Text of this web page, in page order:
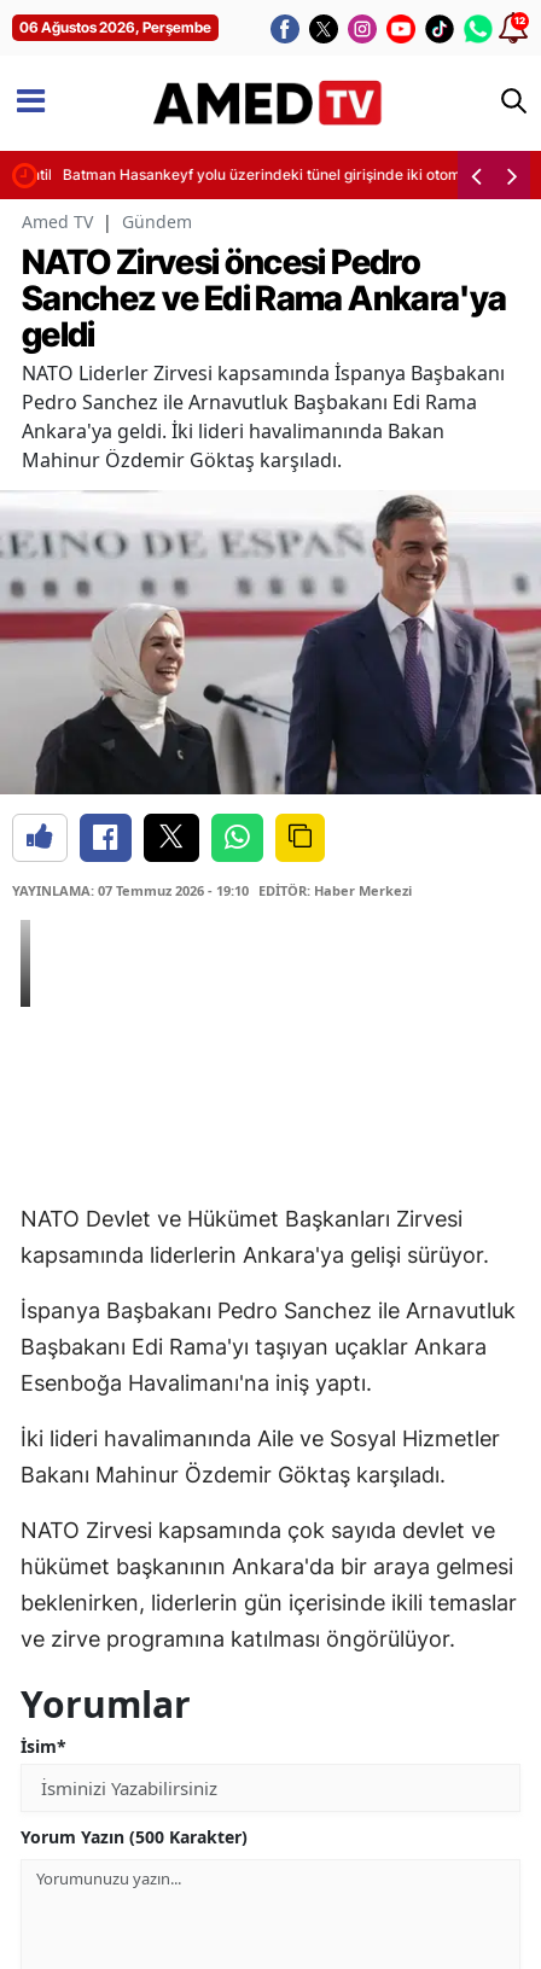
06 Ağustos 2026, Perşembe 12
başladı
Batman Hasankeyf yolu üzerindeki tünel girişinde iki otomobil çarpıştı
Amed TV | Gündem
NATO Zirvesi öncesi Pedro
Sanchez ve Edi Rama Ankara'ya
geldi
NATO Liderler Zirvesi kapsamında İspanya Başbakanı
Pedro Sanchez ile Arnavutluk Başbakanı Edi Rama
Ankara'ya geldi. İki lideri havalimanında Bakan
Mahinur Özdemir Göktaş karşıladı.
YAYINLAMA: 07 Temmuz 2026 - 19:10 EDİTÖR: Haber Merkezi
NATO Devlet ve Hükümet Başkanları Zirvesi
kapsamında liderlerin Ankara'ya gelişi sürüyor.
İspanya Başbakanı Pedro Sanchez ile Arnavutluk
Başbakanı Edi Rama'yı taşıyan uçaklar Ankara
Esenboğa Havalimanı'na iniş yaptı.
İki lideri havalimanında Aile ve Sosyal Hizmetler
Bakanı Mahinur Özdemir Göktaş karşıladı.
NATO Zirvesi kapsamında çok sayıda devlet ve
hükümet başkanının Ankara'da bir araya gelmesi
beklenirken, liderlerin gün içerisinde ikili temaslar
ve zirve programına katılması öngörülüyor.
Yorumlar
İsim*
Yorum Yazın (500 Karakter)